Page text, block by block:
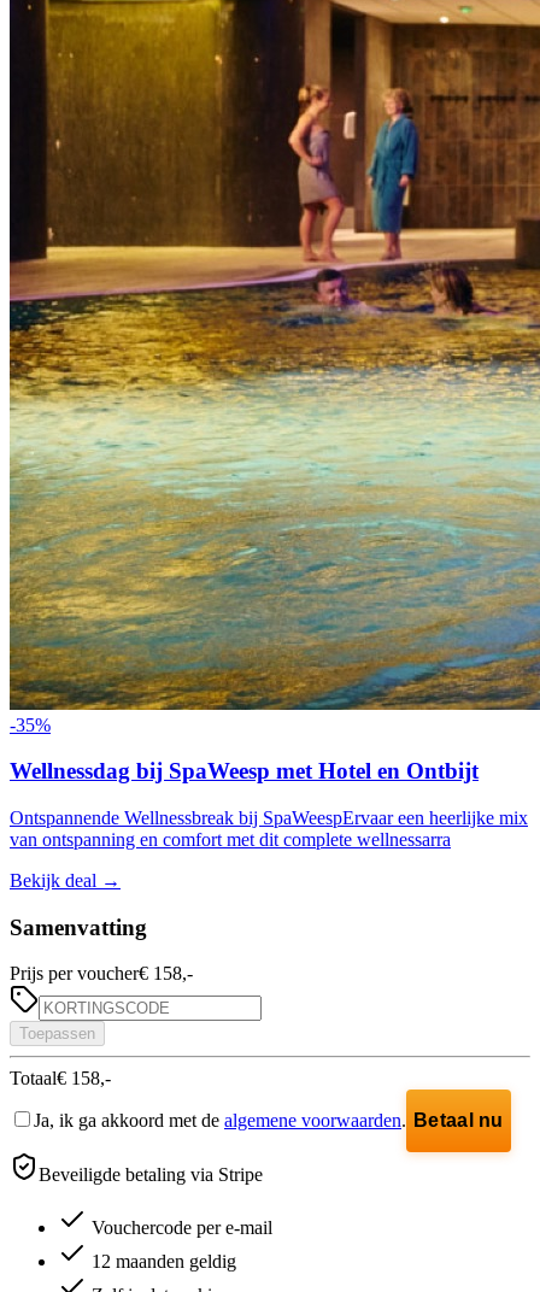
-35%
Wellnessdag bij SpaWeesp met Hotel en Ontbijt
Ontspannende Wellnessbreak bij SpaWeespErvaar een heerlijke mix
van ontspanning en comfort met dit complete wellnessarra
Bekijk deal →
Samenvatting
Prijs per voucher€ 158,-
Toepassen
Totaal€ 158,-
Ja, ik ga akkoord met de algemene voorwaarden. Betaal nu
Beveiligde betaling via Stripe
Vouchercode per e-mail
12 maanden geldig